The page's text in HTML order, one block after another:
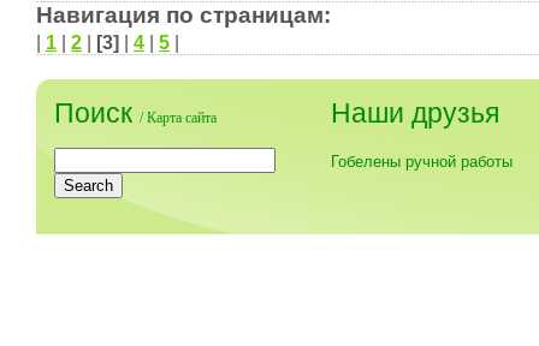
Навигация по страницам:
1 2 [3] 4 5
Поиск /Карта сайта Наши друзья
Гобелены ручной работы